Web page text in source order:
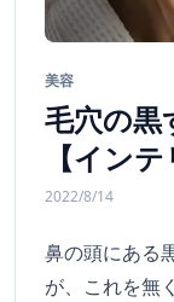
美容
毛穴の黒
【イン
2022/8/14
鼻の頭にある
が、これを無